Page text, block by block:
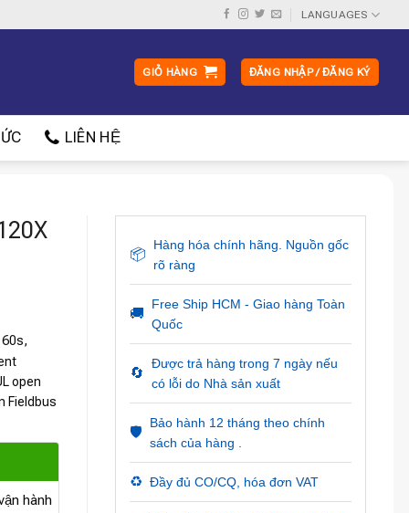
LANGUAGES
GIỎ HÀNG ĐĂNG NHẬP / ĐĂNG KÝ
LIÊN HỆ
60s,
open
Fieldbus
hành
📦
Hàng hóa chính hãng. Nguồn gốc
rõ ràng
🚚
Free Ship HCM - Giao hàng Toàn
Quốc
🔄
Được trả hàng trong 7 ngày nếu
có lỗi do Nhà sản xuất
🛡️
Bảo hành 12 tháng theo chính
sách của hàng .
♻️ Đầy đủ CO/CQ, hóa đơn VAT